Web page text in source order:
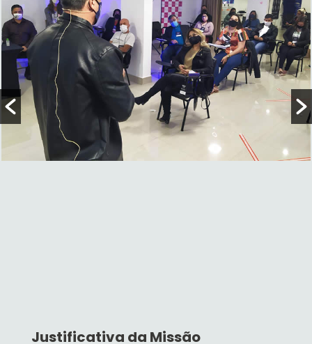
Justificativa da Missão